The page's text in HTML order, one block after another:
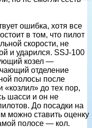
ошибка, хотя все
в том, что пилот
скорости, не
и ударился. SSJ-100
козел —
отделение
полосы после
«козлил» до тех пор,
шасси и он не
До посадки на
можно ставить оценку
полосе — кол.